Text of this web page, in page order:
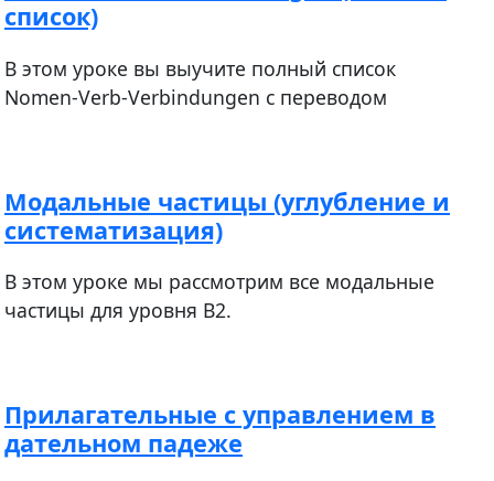
список)
В этом уроке вы выучите полный список
Nomen-Verb-Verbindungen с переводом
Модальные частицы (углубление и
систематизация)
В этом уроке мы рассмотрим все модальные
частицы для уровня В2.
Прилагательные с управлением в
дательном падеже